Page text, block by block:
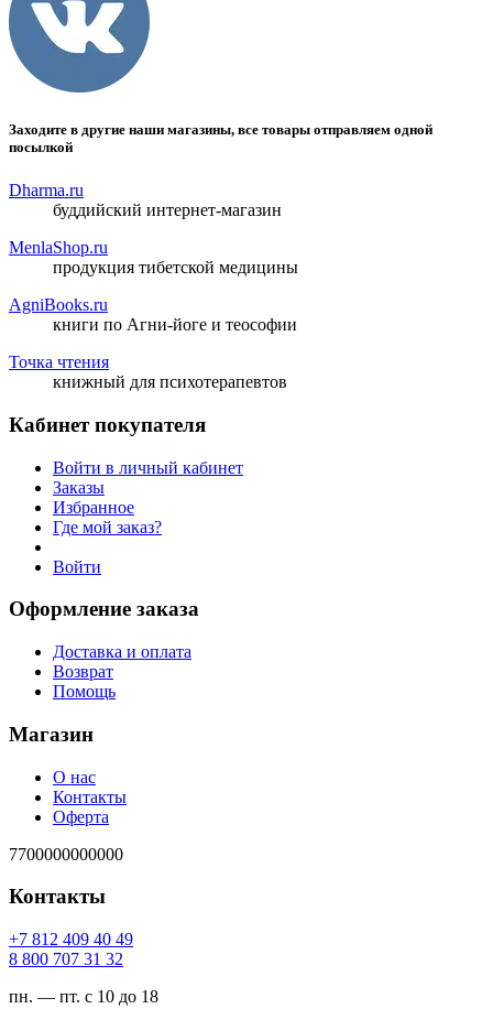
Заходите в другие наши магазины, все товары отправляем одной
посылкой
Dharma.ru
буддийский интернет-магазин
MenlaShop.ru
продукция тибетской медицины
AgniBooks.ru
книги по Агни-йоге и теософии
Точка чтения
книжный для психотерапевтов
Кабинет покупателя
Войти в личный кабинет
Заказы
Избранное
Где мой заказ?
Войти
Оформление заказа
Доставка и оплата
Возврат
Помощь
Магазин
О нас
Контакты
Оферта
7700000000000
Контакты
94 04 904 218 7+
23 13 707 008 8
пн. — пт. с 10 до 18